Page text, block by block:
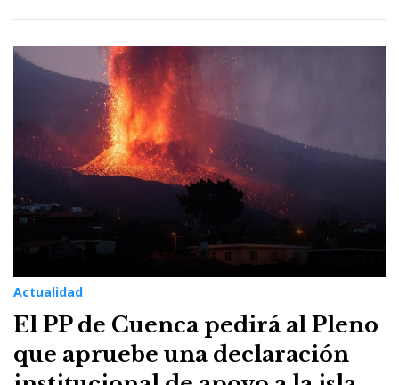
Actualidad
El PP de Cuenca pedirá al Pleno
que apruebe una declaración